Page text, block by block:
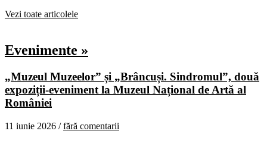
Vezi toate articolele
Evenimente »
„Muzeul Muzeelor” și „Brâncuși. Sindromul”, două
expoziții-eveniment la Muzeul Național de Artă al
României
11 iunie 2026 /fără comentarii